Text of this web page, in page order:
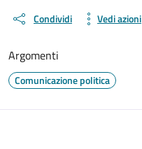
Condividi Vedi azioni
Argomenti
Comunicazione politica